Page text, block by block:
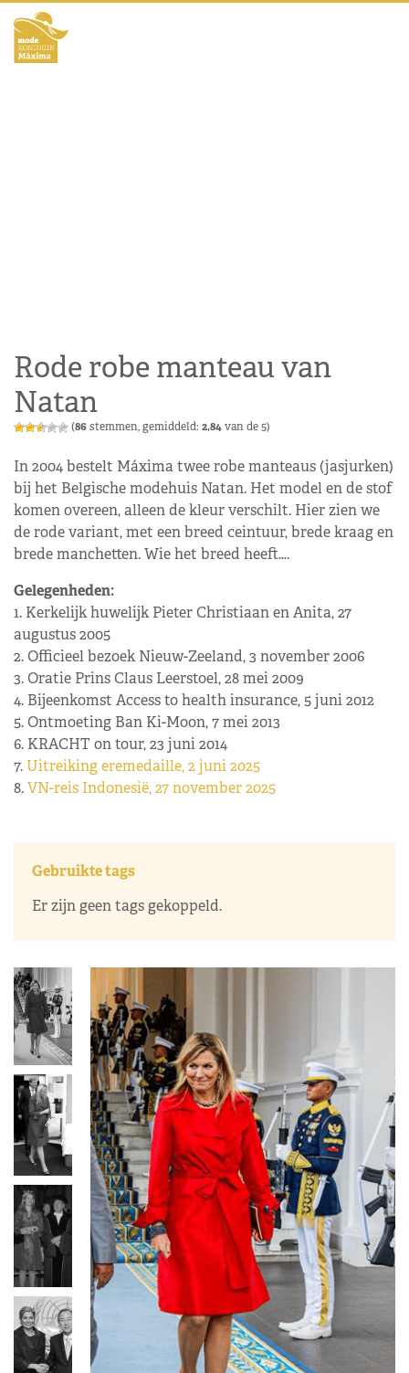
Rode robe manteau van
Natan
(86stemmen, gemiddeld: 2,84van de 5)
In 2004 bestelt Máxima twee robe manteaus (jasjurken)
bij het Belgische modehuis Natan. Het model en de stof
komen overeen, alleen de kleur verschilt. Hier zien we
de rode variant, met een breed ceintuur, brede kraag en
brede manchetten. Wie het breed heeft….
Gelegenheden:
1. Kerkelijk huwelijk Pieter Christiaan en Anita, 27
augustus 2005
2. Officieel bezoek Nieuw-Zeeland, 3 november 2006
3. Oratie Prins Claus Leerstoel, 28 mei 2009
4. Bijeenkomst Access to health insurance, 5 juni 2012
5. Ontmoeting Ban Ki-Moon, 7 mei 2013
6. KRACHT on tour, 23 juni 2014
7.Uitreiking eremedaille, 2 juni 2025
8.VN-reis Indonesië, 27 november 2025
Gebruikte tags
Er zijn geen tags gekoppeld.